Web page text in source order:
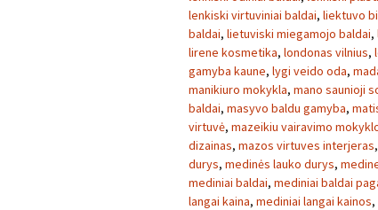
lenkiski virtuviniai baldai, liektuvo
baldai, lietuviski miegamojo baldai,
lirene kosmetika, londonas vilnius,
gamyba kaune, lygi veido oda,
manikiuro mokykla, mano saunioji
baldai, masyvo baldu gamyba,
virtuvė, mazeikiu vairavimo
dizainas, mazos virtuves interjeras,
durys, medinės lauko durys,
mediniai baldai, mediniai baldai
langai kaina, mediniai langai kainos,